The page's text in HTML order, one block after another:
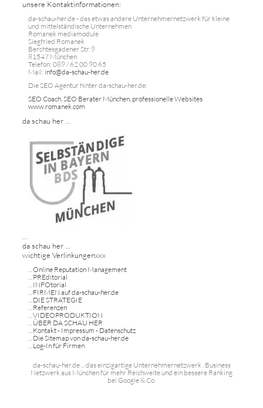
unsere Kontaktinformationen:
da-schau-her.de - das etwas andere Unternehmernetzwerk für kleine
und mittelständische Unternehmen
Romanek mediamodule
Siegfried Romanek
Berchtesgadener Str. 9
81547 München
Telefon: 089 / 62 00 90 65
Mail: info@da-schau-her.de
Die SEO Agentur hinter da-schau-her.de:
SEO Coach, SEO Berater München, professionelle Websites
www.romanek.com
da schau her ...
da schau her ...
wichtige Verlinkungenxxx
Online Reputation Management
PREditorial
INFOtorial
FIRMEN auf da-schau-her.de
DIE STRATEGIE
Referenzen
VIDEOPRODUKTION
ÜBER DA SCHAU HER
Kontakt - Impressum - Datenschutz
Die Sitemap von da-schau-her.de
Log-In für Firmen
da-schau-her.de ... das einzigartige Unternehmernetzwerk . Business
Netzwerk aus München für mehr Reichweite und ein bessere Ranking
bei Google & Co.